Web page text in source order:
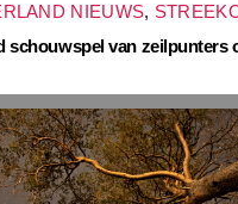
NIEUWS,
schouwspel van zeilpunters